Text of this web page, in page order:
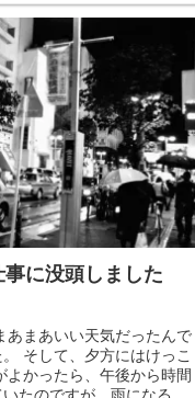
に没頭しました
あまあいい天気だったんで
そして、夕方にはけっこ
よかったら、午後から時間